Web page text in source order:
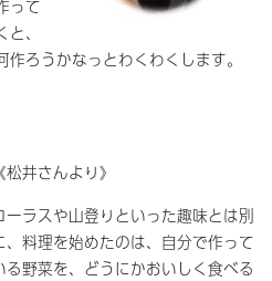
って
、
ろうかなっとわくわくします。
《松井さんより》
ーラスや山登りといった趣味とは別
、料理を始めたのは、自分で作って
る野菜を、どうにかおいしく食べる